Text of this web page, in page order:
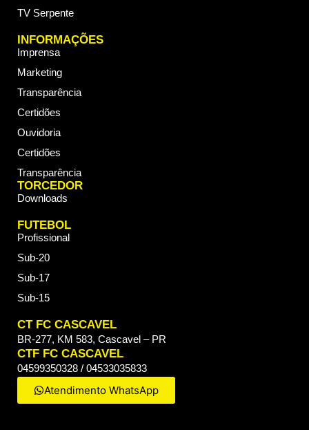
TV Serpente
INFORMAÇÕES
Imprensa
Marketing
Transparência
Certidões
Ouvidoria
Certidões
Transparência
TORCEDOR
Downloads
FUTEBOL
Profissional
Sub-20
Sub-17
Sub-15
CT FC CASCAVEL
BR-277, KM 583, Cascavel – PR
CTF FC CASCAVEL
04599350328 / 04533035833
Atendimento WhatsApp